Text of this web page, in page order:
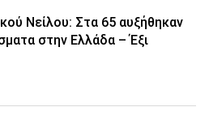
Νείλου: Στα 65 αυξήθηκαν
στην Ελλάδα – Έξι